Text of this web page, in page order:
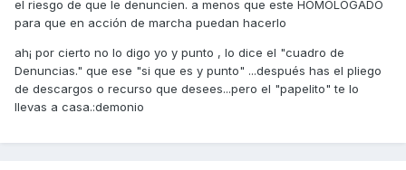
el riesgo de que le denuncien. a menos que este HOMOLOGADO
para que en acción de marcha puedan hacerlo
ah¡ por cierto no lo digo yo y punto , lo dice el "cuadro de
Denuncias." que ese "si que es y punto" ...después has el pliego
de descargos o recurso que desees...pero el "papelito" te lo
llevas a casa.:demonio